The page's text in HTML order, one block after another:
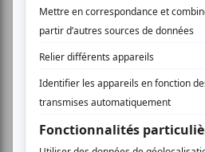
Festival Colline
Musique Québécoise Pop franco
Festival Colline